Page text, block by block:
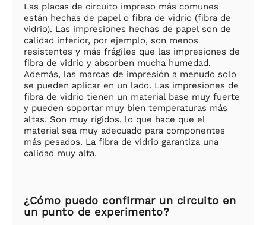
Las placas de circuito impreso más comunes
están hechas de papel o fibra de vidrio (fibra de
vidrio). Las impresiones hechas de papel son de
calidad inferior, por ejemplo, son menos
resistentes y más frágiles que las impresiones de
fibra de vidrio y absorben mucha humedad.
Además, las marcas de impresión a menudo solo
se pueden aplicar en un lado. Las impresiones de
fibra de vidrio tienen un material base muy fuerte
y pueden soportar muy bien temperaturas más
altas. Son muy rígidos, lo que hace que el
material sea muy adecuado para componentes
más pesados. La fibra de vidrio garantiza una
calidad muy alta.
¿Cómo puedo confirmar un circuito en
un punto de experimento?